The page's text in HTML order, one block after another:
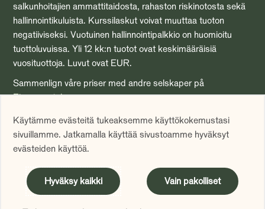
salkunhoitajien ammattitaidosta, rahaston riskinotosta sekä
hallinnointikuluista. Kurssilaskut voivat muuttaa tuoton
negatiiviseksi. Vuotuinen hallinnointipalkkio on huomioitu
tuottoluvuissa. Yli 12 kk:n tuotot ovat keskimääräisiä
vuosituottoja. Luvut ovat EUR.
Sammenlign våre priser med andre selskaper på
Finansportalen.no
Nämä nettisivut hyödyntävät evästeitä (cookies). Hyväksyt
evästeiden käytön jatkamalla tämän sivuston käyttämistä.
Lisätietoa evästeistä tästä.
Tämä on mainos
Käytämme evästeitä tukeaksemme käyttökokemustasi
sivuillamme. Jatkamalla käyttää sivustoamme hyväksyt
evästeiden käyttöä.
Hyväksy kaikki Vain pakolliset